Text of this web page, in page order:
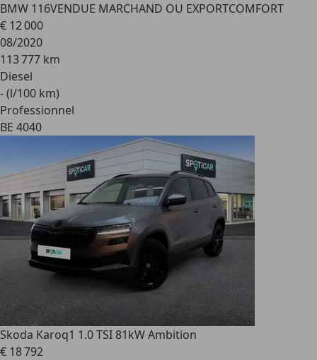
BMW 116VENDUE MARCHAND OU EXPORTCOMFORT
€ 12 000
08/2020
113 777 km
Diesel
- (l/100 km)
Professionnel
BE 4040
Skoda Karoq1 1.0 TSI 81kW Ambition
€ 18 792